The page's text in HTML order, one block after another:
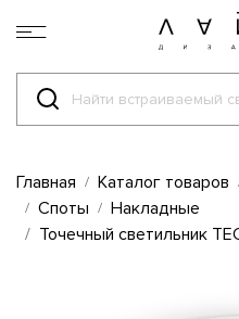
Главная Каталог товаров
Споты
Накладные
Точечный светильник